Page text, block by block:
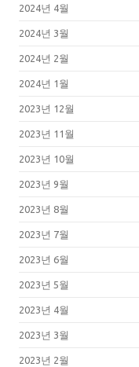
2024년 4월
2024년 3월
2024년 2월
2024년 1월
2023년 12월
2023년 11월
2023년 10월
2023년 9월
2023년 8월
2023년 7월
2023년 6월
2023년 5월
2023년 4월
2023년 3월
2023년 2월